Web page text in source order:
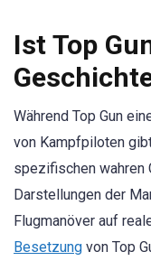
Ist Top
Während Top Gun
von Kampfpiloten
spezifischen wahren
Darstellungen der
Flugmanöver auf
Besetzung von Top